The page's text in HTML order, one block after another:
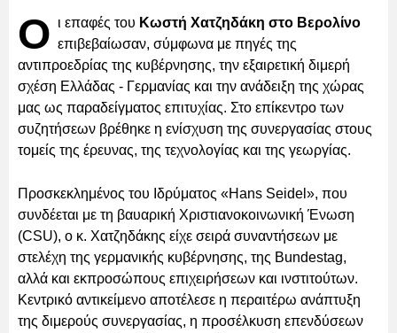
Ο ι επαφές του Κωστή Χατζηδάκη στο Βερολίνο
επιβεβαίωσαν, σύμφωνα με πηγές της
αντιπροεδρίας της κυβέρνησης, την εξαιρετική διμερή
σχέση Ελλάδας - Γερμανίας και την ανάδειξη της χώρας
μας ως παραδείγματος επιτυχίας. Στο επίκεντρο των
συζητήσεων βρέθηκε η ενίσχυση της συνεργασίας στους
τομείς της έρευνας, της τεχνολογίας και της γεωργίας.
Προσκεκλημένος του Ιδρύματος «Hans Seidel», που
συνδέεται με τη βαυαρική Χριστιανοκοινωνική Ένωση
(CSU), ο κ. Χατζηδάκης είχε σειρά συναντήσεων με
στελέχη της γερμανικής κυβέρνησης, της Bundestag,
αλλά και εκπροσώπους επιχειρήσεων και ινστιτούτων.
Κεντρικό αντικείμενο αποτέλεσε η περαιτέρω ανάπτυξη
της διμερούς συνεργασίας, η προσέλκυση επενδύσεων